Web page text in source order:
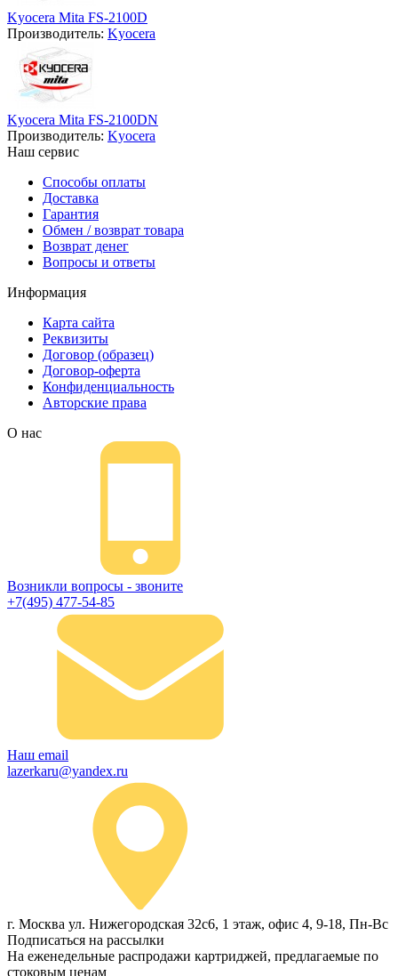
Kyocera Mita FS-2100D
Производитель: Kyocera
Kyocera Mita FS-2100DN
Производитель: Kyocera
Наш сервис
Способы оплаты
Доставка
Гарантия
Обмен / возврат товара
Возврат денег
Вопросы и ответы
Информация
Карта сайта
Реквизиты
Договор (образец)
Договор-оферта
Конфиденциальность
Авторские права
О нас
Возникли вопросы - звоните
+7(495) 477-54-85
Наш email
lazerkaru@yandex.ru
г. Москва ул. Нижегородская 32с6, 1 этаж, офис 4, 9-18, Пн-Вс
Подписаться на рассылки
На еженедельные распродажи картриджей, предлагаемые по
стоковым ценам